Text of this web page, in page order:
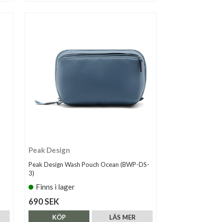
Peak Design
Peak Design Wash Pouch Ocean (BWP-DS-
3)
Finns i lager
690 SEK
LÄS MER
KÖP